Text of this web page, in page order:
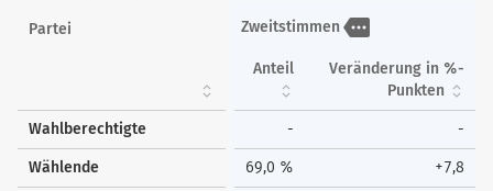
Partei Zweitstimmen more
Anteil
Veränderung in %-
Punkten
Wahlberechtigte - -
Wählende 69,0 % +7,8